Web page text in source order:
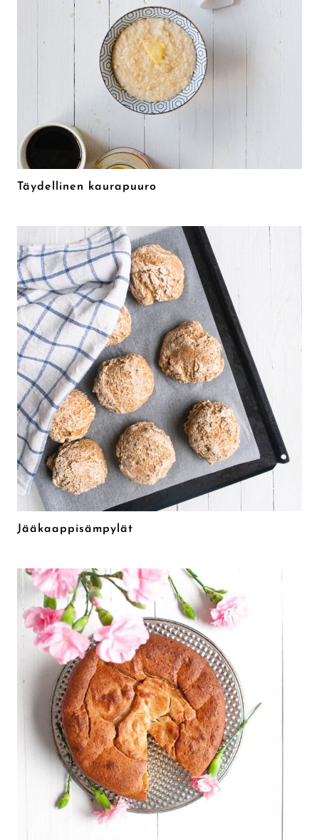
Täydellinen kaurapuuro
Jääkaappisämpylät